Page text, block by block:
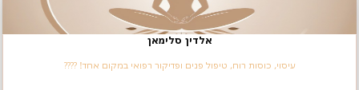
אלדין סלימאן
עיסוי, כוסות רוח, טיפול פנים ופדיקור רפואי במקום אחד! ????